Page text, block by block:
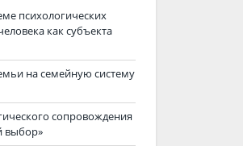
психологических
как субъекта
на семейную систему
сопровождения
выбор»